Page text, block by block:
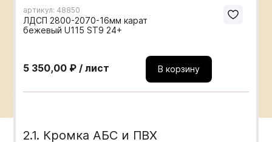
Мебельные образцы, каталоги
артикул: 48850
ЛДСП 2800-2070-16мм карат
бежевый U115 ST9 24+
5 350,00 ₽ / лист В корзину
2.1. Кромка АБС и ПВХ